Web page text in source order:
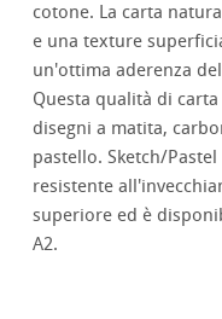
cotone. La carta
e una texture
un'ottima aderenza
Questa qualità di
disegni a matita,
pastello. Sketch/
resistente
superiore ed è
A2.